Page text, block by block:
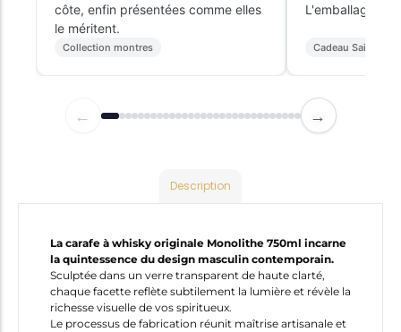
côte, enfin présentées comme elles
le méritent.
Collection montres
L'emballage
Cadeau Saint-
← →
Description
La carafe à whisky originale Monolithe 750ml incarne
la quintessence du design masculin contemporain.
Sculptée dans un verre transparent de haute clarté,
chaque facette reflète subtilement la lumière et révèle la
richesse visuelle de vos spiritueux.
Le processus de fabrication réunit maîtrise artisanale et